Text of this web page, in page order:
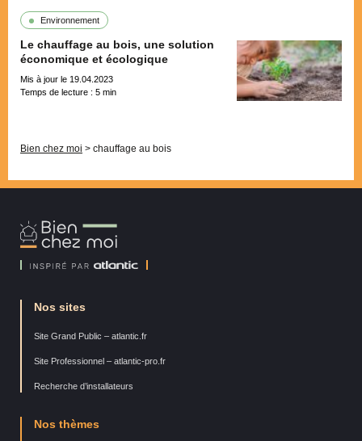
Environnement
Le chauffage au bois, une solution
économique et écologique
Mis à jour le 19.04.2023
Temps de lecture : 5 min
Bien chez moi > chauffage au bois
Bien
Chez
Nos sites
Site Grand Public – atlantic.fr
Site Professionnel – atlantic-pro.fr
Recherche d’installateurs
Nos thèmes